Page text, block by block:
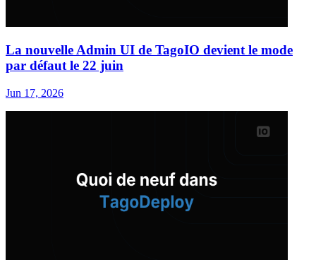
La nouvelle Admin UI de TagoIO devient le mode
par défaut le 22 juin
Jun 17, 2026